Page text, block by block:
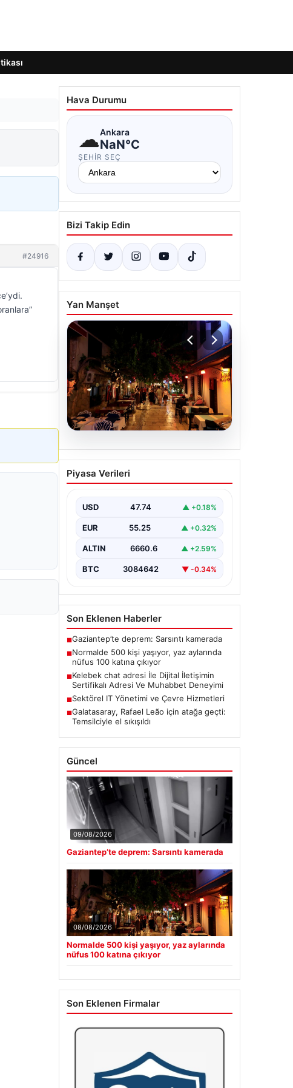
#24916
Hava Durumu
☁Ankara
NaN°C
ŞEHIR SEÇ
Bizi Takip Edin
Yan Manşet
08.08.2026
Normalde 500 kişi
yaşıyor, yaz aylarında
Piyasa Verileri
USD 47.74 ▲ +0.18%
EUR 55.25 ▲ +0.32%
ALTIN 6660.6 ▲ +2.59%
BTC 3084642 ▼ -0.34%
Son Eklenen Haberler
■Gaziantep’te deprem: Sarsıntı kamerada
■Normalde 500 kişi yaşıyor, yaz aylarında
nüfus 100 katına çıkıyor
■Kelebek chat adresi İle Dijital İletişimin
Sertifikalı Adresi Ve Muhabbet Deneyimi
■Sektörel IT Yönetimi ve Çevre Hizmetleri
■Galatasaray, Rafael Leão için atağa geçti:
Temsilciyle el sıkışıldı
Güncel
09/08/2026
Gaziantep’te deprem: Sarsıntı kamerada
08/08/2026
Normalde 500 kişi yaşıyor, yaz aylarında
nüfus 100 katına çıkıyor
Son Eklenen Firmalar